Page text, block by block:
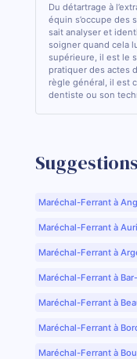
Du détartrage à
équin s’occupe des
sait analyser et
soigner quand cela
supérieure, il est le
pratiquer des actes
règle général, il est
dentiste ou son
Maréchal-Ferrant à
Maréchal-Ferrant à
Maréchal-Ferrant à
Maréchal-Ferrant à
Maréchal-Ferrant à
Maréchal-Ferrant à
Maréchal-Ferrant à